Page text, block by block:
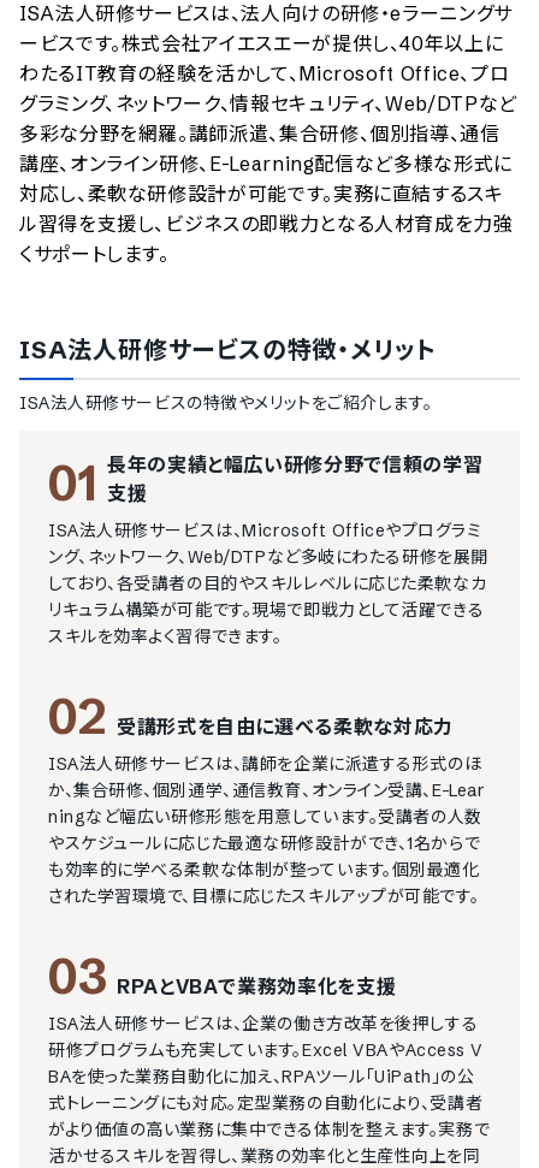
情報更新者：業界DX最強ナビ編集部 情報取得元 掲載修正依頼
ISA法人研修サービスは、法人向けの研修・eラーニングサ
ービスです。株式会社アイエスエーが提供し、40年以上に
わたるIT教育の経験を活かして、Microsoft Office、プロ
グラミング、ネットワーク、情報セキュリティ、Web/DTPなど
多彩な分野を網羅。講師派遣、集合研修、個別指導、通信
講座、オンライン研修、E-Learning配信など多様な形式に
対応し、柔軟な研修設計が可能です。実務に直結するスキ
ル習得を支援し、ビジネスの即戦力となる人材育成を力強
くサポートします。
ISA法人研修サービスの特徴・メリット
ISA法人研修サービスの特徴やメリットをご紹介します。
01 長年の実績と幅広い研修分野で信頼の学習
支援
ISA法人研修サービスは、Microsoft Officeやプログラミ
ング、ネットワーク、Web/DTPなど多岐にわたる研修を展開
しており、各受講者の目的やスキルレベルに応じた柔軟なカ
リキュラム構築が可能です。現場で即戦力として活躍できる
スキルを効率よく習得できます。
02 受講形式を自由に選べる柔軟な対応力
ISA法人研修サービスは、講師を企業に派遣する形式のほ
か、集合研修、個別通学、通信教育、オンライン受講、E-Lear
ningなど幅広い研修形態を用意しています。受講者の人数
やスケジュールに応じた最適な研修設計ができ、1名からで
も効率的に学べる柔軟な体制が整っています。個別最適化
された学習環境で、目標に応じたスキルアップが可能です。
03 RPAとVBAで業務効率化を支援
ISA法人研修サービスは、企業の働き方改革を後押しする
研修プログラムも充実しています。Excel VBAやAccess V
BAを使った業務自動化に加え、RPAツール「UiPath」の公
式トレーニングにも対応。定型業務の自動化により、受講者
がより価値の高い業務に集中できる体制を整えます。実務で
活かせるスキルを習得し、業務の効率化と生産性向上を同